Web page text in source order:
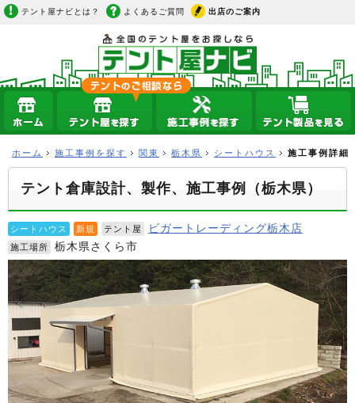
テント屋ナビとは？ よくあるご質問 出店のご案内
ホーム 施工事例を探す 関東 栃木県 シートハウス 施工事例詳細
テント倉庫設計、製作、施工事例（栃木県）
シートハウス 新規 テント屋 ビガートレーディング栃木店
施工場所 栃木県さくら市